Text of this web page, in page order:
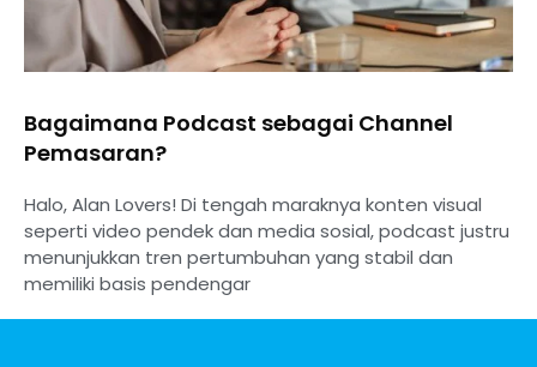
Bagaimana Podcast sebagai Channel
Pemasaran?
Halo, Alan Lovers! Di tengah maraknya konten visual
seperti video pendek dan media sosial, podcast justru
menunjukkan tren pertumbuhan yang stabil dan
memiliki basis pendengar